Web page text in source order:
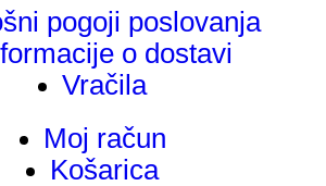
pogoji poslovanja
o dostavi
Vračila
Moj račun
Košarica